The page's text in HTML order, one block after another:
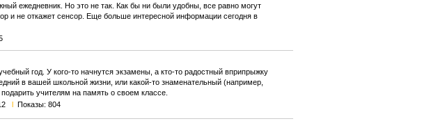
ежедневник. Но это не так. Как бы ни были удобны, все равно могут
и не откажет сенсор. Еще больше интересной информации сегодня в
год. У кого-то начнутся экзамены, а кто-то радостный вприпрыжку
в вашей школьной жизни, или какой-то знаменательный (например,
учителям на память о своем классе.
l Показы: 804